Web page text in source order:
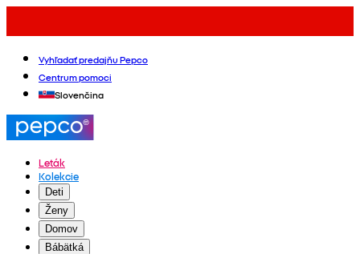
Vyhľadať predajňu Pepco
Centrum pomoci
Slovenčina
Leták
Kolekcie
Deti
Ženy
Domov
Bábätká